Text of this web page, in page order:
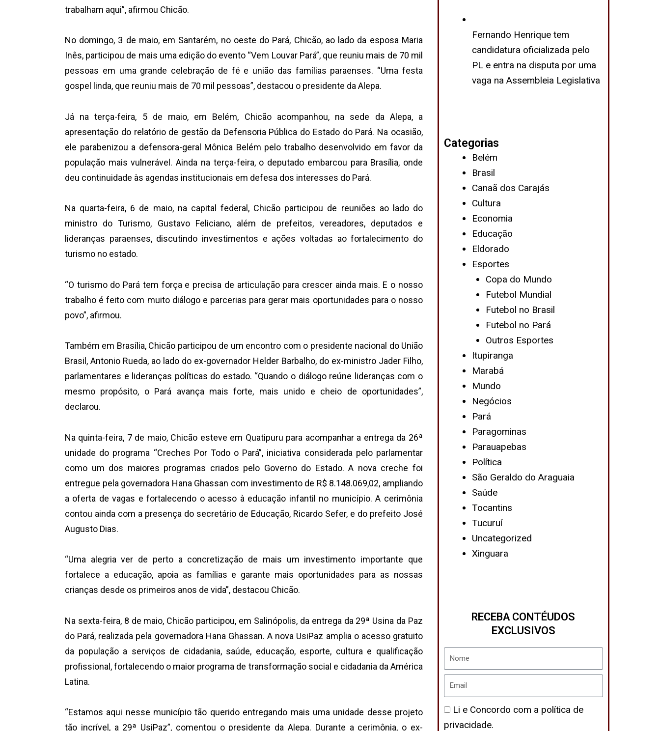
trabalham aqui”, afirmou Chicão.
No domingo, 3 de maio, em Santarém, no oeste do Pará, Chicão, ao lado da esposa Maria
Inês, participou de mais uma edição do evento “Vem Louvar Pará”, que reuniu mais de 70 mil
pessoas em uma grande celebração de fé e união das famílias paraenses. “Uma festa
gospel linda, que reuniu mais de 70 mil pessoas”, destacou o presidente da Alepa.
Já na terça-feira, 5 de maio, em Belém, Chicão acompanhou, na sede da Alepa, a
apresentação do relatório de gestão da Defensoria Pública do Estado do Pará. Na ocasião,
ele parabenizou a defensora-geral Mônica Belém pelo trabalho desenvolvido em favor da
população mais vulnerável. Ainda na terça-feira, o deputado embarcou para Brasília, onde
deu continuidade às agendas institucionais em defesa dos interesses do Pará.
Na quarta-feira, 6 de maio, na capital federal, Chicão participou de reuniões ao lado do
ministro do Turismo, Gustavo Feliciano, além de prefeitos, vereadores, deputados e
lideranças paraenses, discutindo investimentos e ações voltadas ao fortalecimento do
turismo no estado.
“O turismo do Pará tem força e precisa de articulação para crescer ainda mais. E o nosso
trabalho é feito com muito diálogo e parcerias para gerar mais oportunidades para o nosso
povo”, afirmou.
Também em Brasília, Chicão participou de um encontro com o presidente nacional do União
Brasil, Antonio Rueda, ao lado do ex-governador Helder Barbalho, do ex-ministro Jader Filho,
parlamentares e lideranças políticas do estado. “Quando o diálogo reúne lideranças com o
mesmo propósito, o Pará avança mais forte, mais unido e cheio de oportunidades”,
declarou.
Na quinta-feira, 7 de maio, Chicão esteve em Quatipuru para acompanhar a entrega da 26ª
unidade do programa “Creches Por Todo o Pará”, iniciativa considerada pelo parlamentar
como um dos maiores programas criados pelo Governo do Estado. A nova creche foi
entregue pela governadora Hana Ghassan com investimento de R$ 8.148.069,02, ampliando
a oferta de vagas e fortalecendo o acesso à educação infantil no município. A cerimônia
contou ainda com a presença do secretário de Educação, Ricardo Sefer, e do prefeito José
Augusto Dias.
“Uma alegria ver de perto a concretização de mais um investimento importante que
fortalece a educação, apoia as famílias e garante mais oportunidades para as nossas
crianças desde os primeiros anos de vida”, destacou Chicão.
Na sexta-feira, 8 de maio, Chicão participou, em Salinópolis, da entrega da 29ª Usina da Paz
do Pará, realizada pela governadora Hana Ghassan. A nova UsiPaz amplia o acesso gratuito
da população a serviços de cidadania, saúde, educação, esporte, cultura e qualificação
profissional, fortalecendo o maior programa de transformação social e cidadania da América
Latina.
“Estamos aqui nesse município tão querido entregando mais uma unidade desse projeto
tão incrível, a 29ª UsiPaz”, comentou o presidente da Alepa. Durante a cerimônia, o ex-
Fernando Henrique tem
candidatura oficializada pelo
PL e entra na disputa por uma
vaga na Assembleia Legislativa
Categorias
Belém
Brasil
Canaã dos Carajás
Cultura
Economia
Educação
Eldorado
Esportes
Copa do Mundo
Futebol Mundial
Futebol no Brasil
Futebol no Pará
Outros Esportes
Itupiranga
Marabá
Mundo
Negócios
Pará
Paragominas
Parauapebas
Política
São Geraldo do Araguaia
Saúde
Tocantins
Tucuruí
Uncategorized
Xinguara
RECEBA CONTÉUDOS
EXCLUSIVOS
Nome
Email
Política
de
Li e Concordo com a política de
privacidade.